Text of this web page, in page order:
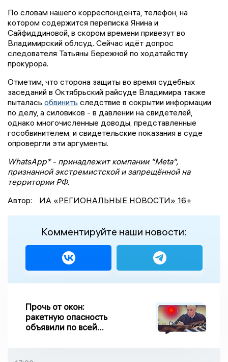
По словам нашего корреспондента, телефон, на
котором содержится переписка Янина и
Сайфиддиновой, в скором времени привезут во
Владимирский облсуд. Сейчас идёт допрос
следователя Татьяны Бережной по ходатайству
прокурора.
Отметим, что сторона защиты во время судебных
заседаний в Октябрьский райсуде Владимира также
пыталась обвинить следствие в сокрытии информации
по делу, а силовиков - в давлении на свидетелей,
однако многочисленные доводы, представленные
гособвинителем, и свидетельские показания в суде
опровергли эти аргументы.
WhatsApp* - принадлежит компании "Meta",
признанной экстремистской и запрещённой на
территории РФ.
Автор:
ИА «РЕГИОНАЛЬНЫЕ НОВОСТИ» 16+
Комментируйте наши новости:
Прочь от окон:
ракетную опасность
объявили по всей